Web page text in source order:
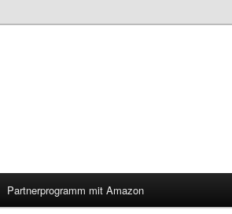
Partnerprogramm mit Amazon